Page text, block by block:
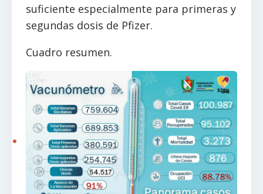
suficiente especialmente para primeras y
segundas dosis de Pfizer.
Cuadro resumen.